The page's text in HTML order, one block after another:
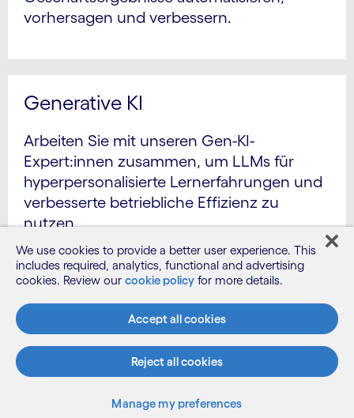
vorhersagen und ver­bessern.
Generative KI
Arbeiten Sie mit unseren Gen-KI-
Expert:innen zusammen, um LLMs für
hyperpersonalisierte Lernerfahrungen und
verbesserte betriebliche Effizienz zu
nutzen.
We use cookies to provide a better user experience. This
includes required, analytics, functional and advertising
cookies. Review our cookie policy for more details.
Accept all cookies
Reject all cookies
Manage my preferences